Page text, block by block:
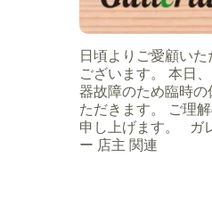
日頃よりご愛顧いた
ございます。 本日
器故障のため臨時
ただきます。 ご理
申し上げます。 ガ
ー 店主 関連